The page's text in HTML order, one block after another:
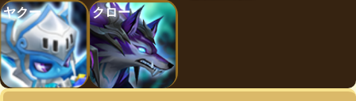
ヤクー クロー